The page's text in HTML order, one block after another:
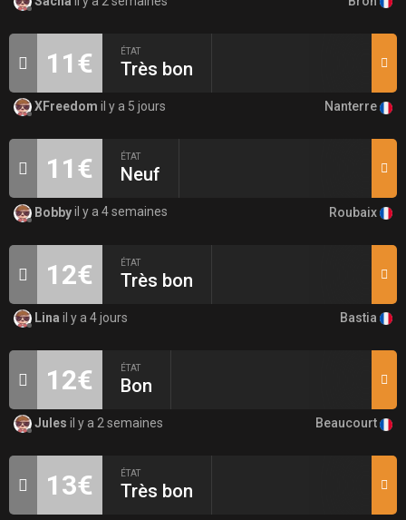
11€ ÉTAT
Très bon
XFreedom il y a 5 jours Nanterre
11€ ÉTAT
Neuf
Bobbyil y a 4 semaines Roubaix
12€ ÉTAT
Très bon
Lina il y a 4 jours Bastia
12€ ÉTAT
Bon
Jules il y a 2 semaines Beaucourt
13€ ÉTAT
Très bon